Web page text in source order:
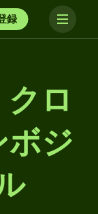
録
ロ
ボジ